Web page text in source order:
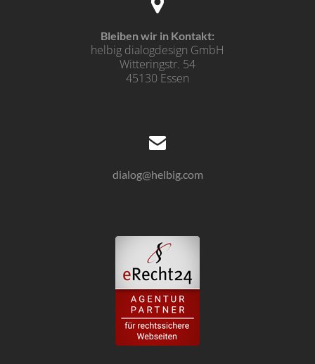
Bleiben wir in Kontakt:
helbig dialogdesign GmbH
Witteringstr. 54
45130 Essen
dialog@helbig.com